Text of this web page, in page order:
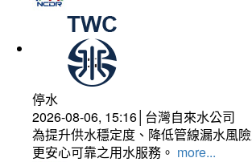
停水
2026-08-06, 15:16│台灣自來水公司
為提升供水穩定度、降低管線漏水風
更安心可靠之用水服務。 more...